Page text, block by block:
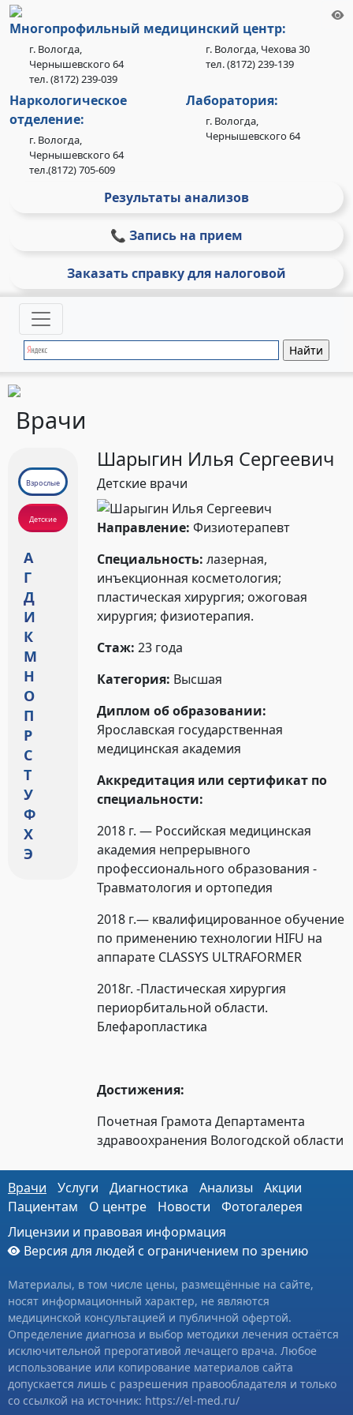
Многопрофильный медицинский центр:
г. Вологда,
Чернышевского 64
тел. (8172) 239-039
г. Вологда, Чехова 30
тел. (8172) 239-139
Наркологическое
отделение:
г. Вологда,
Чернышевского 64
тел.(8172) 705-609
Лаборатория:
г. Вологда,
Чернышевского 64
Результаты анализов
📞 Запись на прием
Заказать справку для налоговой
Врачи
Взрослые
Детские
А
Г
Д
И
К
М
Н
О
П
Р
С
Т
У
Ф
Х
Э
Шарыгин Илья Сергеевич
Детские врачи
Направление: Физиотерапевт
Специальность: лазерная,
инъекционная косметология;
пластическая хирургия; ожоговая
хирургия; физиотерапия.
Стаж: 23 года
Категория: Высшая
Диплом об образовании:
Ярославская государственная
медицинская академия
Аккредитация или сертификат по
специальности:
2018 г. — Российская медицинская
академия непрерывного
профессионального образования -
Травматология и ортопедия
2018 г.— квалифицированное обучение
по применению технологии HIFU на
аппарате CLASSYS ULTRAFORMER
2018г. -Пластическая хирургия
периорбитальной области.
Блефаропластика
Достижения:
Почетная Грамота Департамента
здравоохранения Вологодской области
Врачи Услуги Диагностика Анализы
Акции
Пациентам
О центре Новости
Фотогалерея
Лицензии и правовая информация
Версия для людей с ограничением по зрению
Материалы, в том числе цены, размещённые на сайте,
носят информационный характер, не являются
медицинской консультацией и публичной офертой.
Определение диагноза и выбор методики лечения остаётся
исключительной прерогативой лечащего врача. Любое
использование или копирование материалов сайта
допускается лишь с разрешения правообладателя и только
со ссылкой на источник: https://el-med.ru/